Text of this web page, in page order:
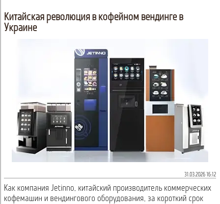
Китайская революция в кофейном вендинге в
Украине
31.03.2026 16:12
Как компания Jetinno, китайский производитель коммерческих
кофемашин и вендингового оборудования, за короткий срок